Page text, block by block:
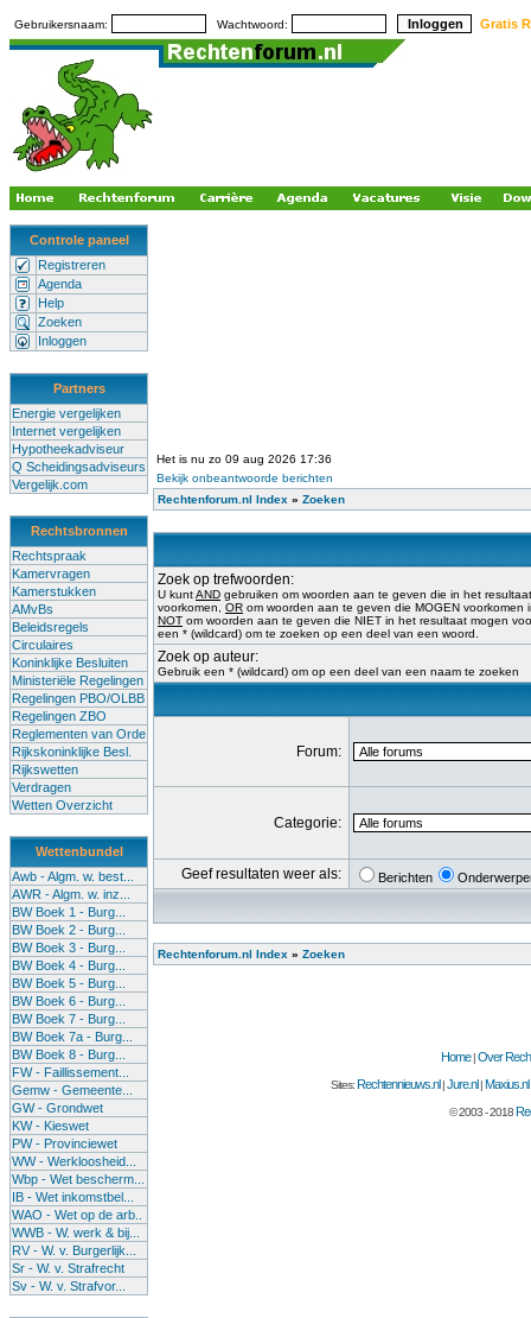
Gebruikersnaam: Wachtwoord: Gratis
Controle paneel
Registreren
Agenda
Help
Zoeken
Inloggen
Partners
Energie vergelijken
Internet vergelijken
Hypotheekadviseur
Q Scheidingsadviseurs
Vergelijk.com
Rechtsbronnen
Rechtspraak
Kamervragen
Kamerstukken
AMvBs
Beleidsregels
Circulaires
Koninklijke Besluiten
Ministeriële Regelingen
Regelingen PBO/OLBB
Regelingen ZBO
Reglementen van Orde
Rijkskoninklijke Besl.
Rijkswetten
Verdragen
Wetten Overzicht
Wettenbundel
Awb - Algm. w. best...
AWR - Algm. w. inz...
BW Boek 1 - Burg...
BW Boek 2 - Burg...
BW Boek 3 - Burg...
BW Boek 4 - Burg...
BW Boek 5 - Burg...
BW Boek 6 - Burg...
BW Boek 7 - Burg...
BW Boek 7a - Burg...
BW Boek 8 - Burg...
FW - Faillissement...
Gemw - Gemeente...
GW - Grondwet
KW - Kieswet
PW - Provinciewet
WW - Werkloosheid...
Wbp - Wet bescherm...
IB - Wet inkomstbel...
WAO - Wet op de arb..
WWB - W. werk & bij...
RV - W. v. Burgerlijk...
Sr - W. v. Strafrecht
Sv - W. v. Strafvor...
Het is nu zo 09 aug 2026 17:36
Bekijk onbeantwoorde berichten
Rechtenforum.nl Index » Zoeken
Zoek op trefwoorden:
U kuntAND gebruiken om woorden aan te geven die in het
voorkomen, OR om woorden aan te geven die MOGEN voorkomen
NOT om woorden aan te geven die NIET in het resultaat mogen
een * (wildcard) om te zoeken op een deel van een woord.
Zoek op auteur:
Gebruik een * (wildcard) om op een deel van een naam te zoeken
Forum:
Categorie:
Geef resultaten weer als: Berichten
Rechtenforum.nl Index » Zoeken
Home|Over
Sites:Rechtennieuws.nl |Jure.nl |Maxius.nl
© 2003 - 2018